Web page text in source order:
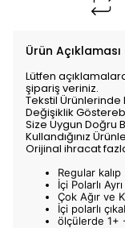
Ürün Açıklaması
Lütfen
şipariş veriniz.
Tekstil
Değişiklik
Size Uygun Doğru
Kullandığınız
Orijinal ihracat
Regular kalıp
İçi Polarlı
Çok Ağır ve
İçi polarlı
ölçülerde 1+